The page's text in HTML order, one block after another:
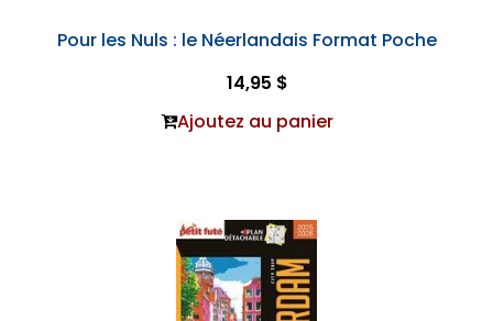
Pour les Nuls : le Néerlandais Format Poche
14,95 $
Ajoutez au panier